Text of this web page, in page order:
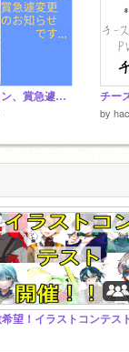
第5回イラコン、賞急遽変更のお知らせ チー
by